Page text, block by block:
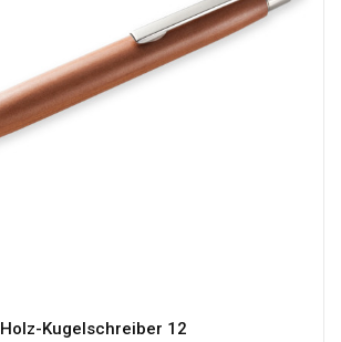
Holz-Kugelschreiber 12